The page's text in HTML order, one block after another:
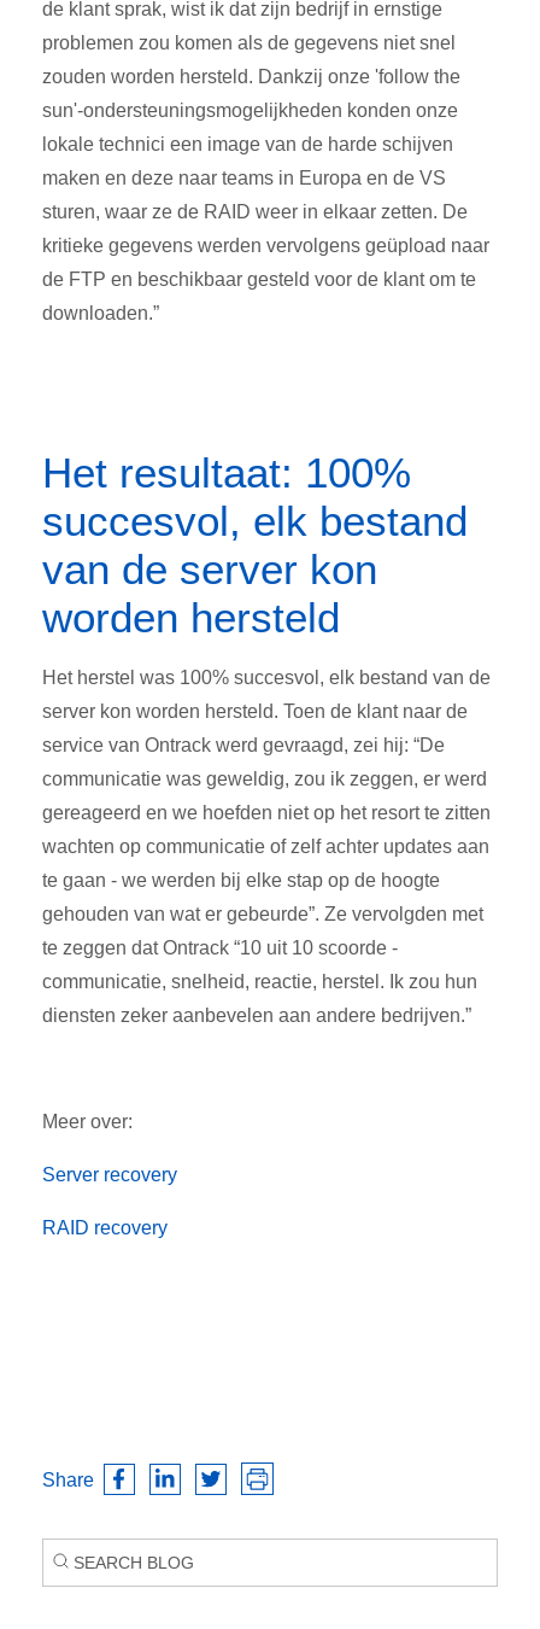
de klant sprak, wist ik dat zijn bedrijf in ernstige
problemen zou komen als de gegevens niet snel
zouden worden hersteld. Dankzij onze 'follow the
sun'-ondersteuningsmogelijkheden konden onze
lokale technici een image van de harde schijven
maken en deze naar teams in Europa en de VS
sturen, waar ze de RAID weer in elkaar zetten. De
kritieke gegevens werden vervolgens geüpload naar
de FTP en beschikbaar gesteld voor de klant om te
downloaden.”
Het resultaat: 100%
succesvol, elk bestand
van de server kon
worden hersteld
Het herstel was 100% succesvol, elk bestand van de
server kon worden hersteld. Toen de klant naar de
service van Ontrack werd gevraagd, zei hij: “De
communicatie was geweldig, zou ik zeggen, er werd
gereageerd en we hoefden niet op het resort te zitten
wachten op communicatie of zelf achter updates aan
te gaan - we werden bij elke stap op de hoogte
gehouden van wat er gebeurde”. Ze vervolgden met
te zeggen dat Ontrack “10 uit 10 scoorde -
communicatie, snelheid, reactie, herstel. Ik zou hun
diensten zeker aanbevelen aan andere bedrijven.”
Meer over:
Server recovery
RAID recovery
Share